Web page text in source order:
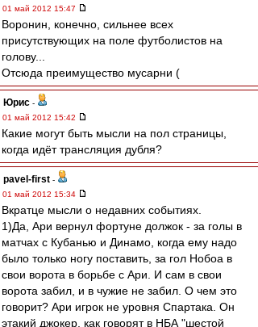
01 май 2012 15:47
Воронин, конечно, сильнее всех
присутствующих на поле футболистов на
голову...
Отсюда преимущество мусарни (
Юрис -
01 май 2012 15:42
Какие могут быть мысли на пол страницы,
когда идёт трансляция дубля?
pavel-first -
01 май 2012 15:34
Вкратце мысли о недавних событиях.
1)Да, Ари вернул фортуне должок - за голы в
матчах с Кубанью и Динамо, когда ему надо
было только ногу поставить, за гол Нобоа в
свои ворота в борьбе с Ари. И сам в свои
ворота забил, и в чужие не забил. О чем это
говорит? Ари игрок не уровня Спартака. Он
этакий джокер, как говорят в НБА "шестой